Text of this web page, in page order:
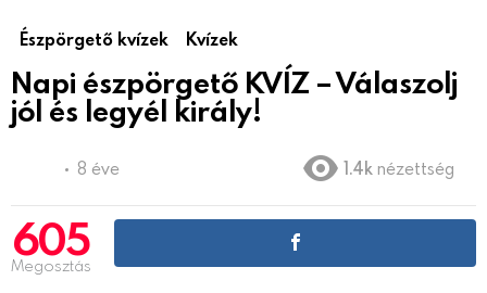
Észpörgető kvízek Kvízek
Napi észpörgető KVÍZ – Válaszolj
jól és legyél király!
8 éve 1.4k nézettség
605
Megosztás